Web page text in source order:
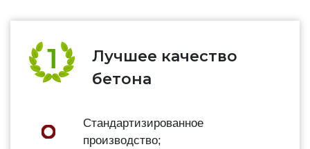
Лучшее качество
бетона
Стандартизированное
производство;